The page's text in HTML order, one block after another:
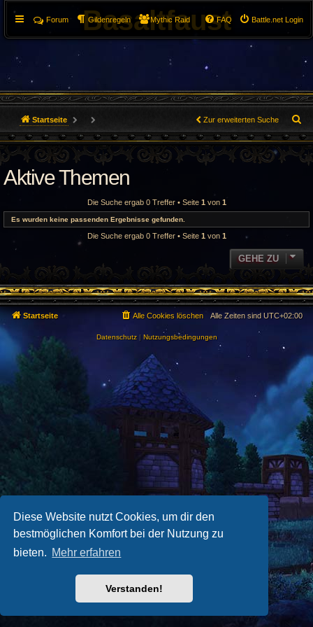
Diese Website nutzt Cookies, um dir den
bestmöglichen Komfort bei der Nutzung zu
bieten. Mehr erfahren
Verstanden!
Basaltfaust Battle.net Login
FAQ
Forum Gildenregeln Mythic Raid
Startseite
u
c
Zur erweiterten Suche
Aktive Themen
Die Suche ergab 0 Treffer • Seite 1 von 1
Es wurden keine passenden Ergebnisse gefunden.
Die Suche ergab 0 Treffer • Seite 1 von 1
GEHE ZU
Startseite Alle Zeiten sind UTC+02:00
Alle Cookies löschen
Datenschutz| Nutzungsbedingungen